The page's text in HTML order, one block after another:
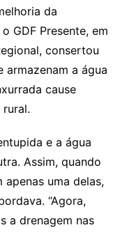
da
GDF Presente, em
consertou
armazenam a água
cause
e a água
Assim, quando
apenas uma delas,
“Agora,
a drenagem nas